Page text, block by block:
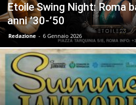
Etoile Swing Night: Roma
anni ’30-’50
Redazione - 6 Gennaio 2026